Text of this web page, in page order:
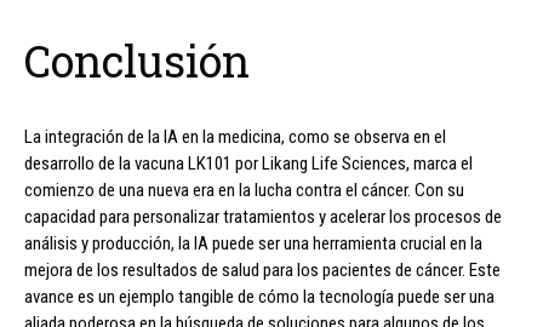
Conclusión
La integración de la IA en la medicina, como se observa en el
desarrollo de la vacuna LK101 por Likang Life Sciences, marca el
comienzo de una nueva era en la lucha contra el cáncer. Con su
capacidad para personalizar tratamientos y acelerar los procesos de
análisis y producción, la IA puede ser una herramienta crucial en la
mejora de los resultados de salud para los pacientes de cáncer. Este
avance es un ejemplo tangible de cómo la tecnología puede ser una